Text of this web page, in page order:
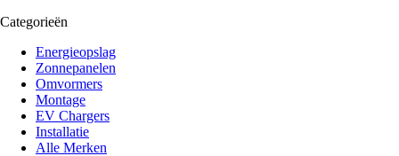
Categorieën
Energieopslag
Zonnepanelen
Omvormers
Montage
EV Chargers
Installatie
Alle Merken